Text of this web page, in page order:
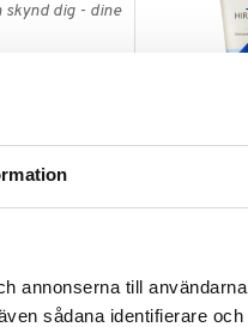
annonserna till
sådana identifierare
skynd dig - dine
indeholder
nær øjne og